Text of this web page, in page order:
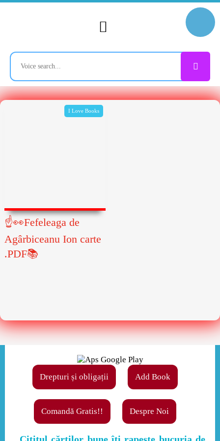
I Love Books
☝👀Fefeleaga de
Agârbiceanu Ion carte
.PDF📚
Drepturi și obligații Add Book
Comandă Gratis!! Despre Noi